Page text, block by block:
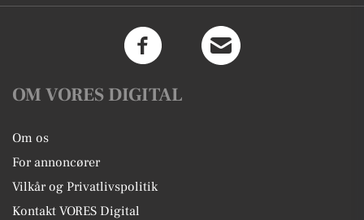
OM VORES DIGITAL
Om os
For annoncører
Vilkår og Privatlivspolitik
Kontakt VORES Digital